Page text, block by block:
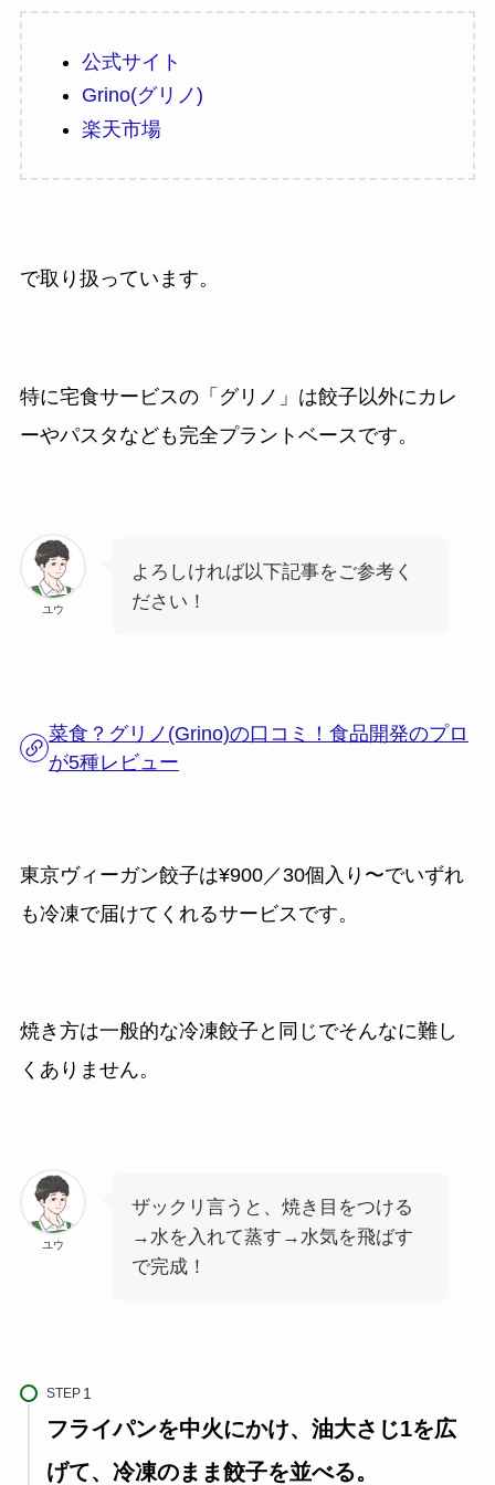
公式サイト
Grino(グリノ)
楽天市場
で取り扱っています。
特に宅食サービスの「グリノ」は餃子以外にカレ
ーやパスタなども完全プラントベースです。
ユウ
よろしければ以下記事をご参考く
ださい！
菜食？グリノ(Grino)の口コミ！食品開発のプロ
が5種レビュー
東京ヴィーガン餃子は¥900／30個入り〜でいずれ
も冷凍で届けてくれるサービスです。
焼き方は一般的な冷凍餃子と同じでそんなに難し
くありません。
ユウ
ザックリ言うと、焼き目をつける
→水を入れて蒸す→水気を飛ばす
で完成！
STEP
フライパンを中火にかけ、油大さじ1を広
げて、冷凍のまま餃子を並べる。